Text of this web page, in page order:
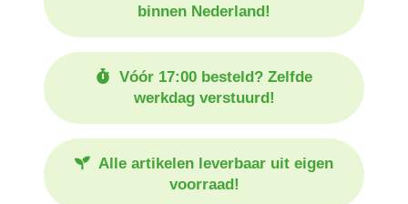
binnen Nederland!
Vóór 17:00 besteld? Zelfde
werkdag verstuurd!
Alle artikelen leverbaar uit eigen
voorraad!